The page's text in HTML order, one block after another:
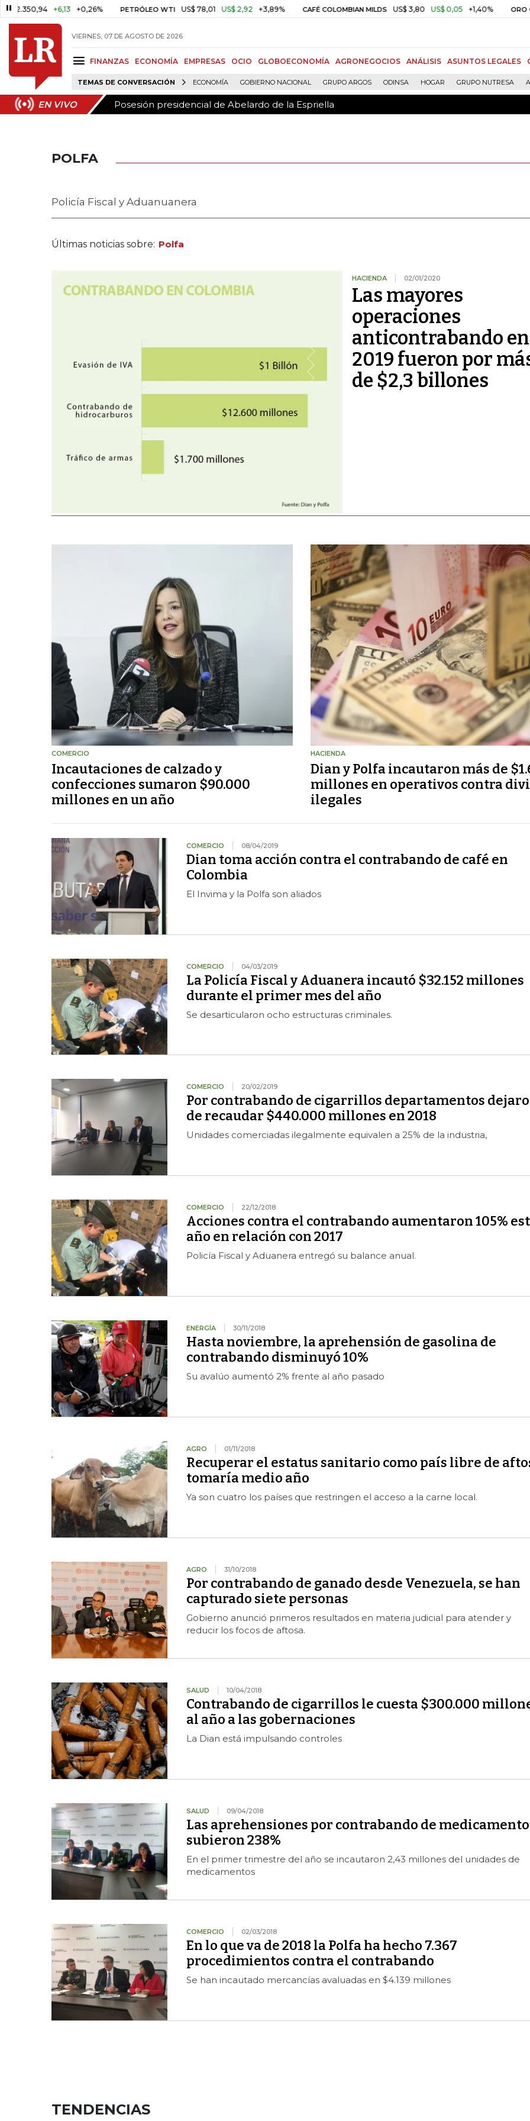
+6,13 +0,26% PETRÓLEO WTI US$ 78,01 US$ 2,92 +3,89% CAFÉ COLOMBIAN MILDS US$ 3,80 US$ 0,05 +1,40% ORO COMPRA
VIERNES, 07 DE AGOSTO DE 2026
FINANZAS ECONOMÍA EMPRESAS OCIO GLOBOECONOMÍA AGRONEGOCIOS ANÁLISIS ASUNTOS LEGALES
TEMAS DE CONVERSACIÓN ECONOMÍA GOBIERNO NACIONAL GRUPO ARGOS ODINSA HOGAR GRUPO NUTRESA
EN VIVO Posesión presidencial de Abelardo de la Espriella
EN VIVO Posesión presidencial de Abelardo de la Espriella
POLFA
Policía Fiscal y Aduanuanera
Últimas noticias sobre: Polfa
HACIENDA 02/01/2020
Las mayores
operaciones
anticontrabando en
2019 fueron por
de $2,3 billones
COMERCIO
Incautaciones de calzado y
confecciones sumaron $90.000
millones en un año
HACIENDA
Dian y Polfa incautaron más de
millones en operativos contra
ilegales
COMERCIO 08/04/2019
Dian toma acción contra el contrabando de café en
Colombia
El Invima y la Polfa son aliados
COMERCIO 04/03/2019
La Policía Fiscal y Aduanera incautó $32.152 millones
durante el primer mes del año
Se desarticularon ocho estructuras criminales.
COMERCIO 20/02/2019
Por contrabando de cigarrillos departamentos
de recaudar $440.000 millones en 2018
Unidades comerciadas ilegalmente equivalen a 25% de la industria,
COMERCIO 22/12/2018
Acciones contra el contrabando aumentaron 105%
año en relación con 2017
Policía Fiscal y Aduanera entregó su balance anual.
ENERGÍA 30/11/2018
Hasta noviembre, la aprehensión de gasolina de
contrabando disminuyó 10%
Su avalúo aumentó 2% frente al año pasado
AGRO 01/11/2018
Recuperar el estatus sanitario como país libre de
tomaría medio año
Ya son cuatro los países que restringen el acceso a la carne local.
AGRO 31/10/2018
Por contrabando de ganado desde Venezuela, se han
capturado siete personas
Gobierno anunció primeros resultados en materia judicial para atender y
reducir los focos de aftosa.
SALUD 10/04/2018
Contrabando de cigarrillos le cuesta $300.000
al año a las gobernaciones
La Dian está impulsando controles
SALUD 09/04/2018
Las aprehensiones por contrabando de
subieron 238%
En el primer trimestre del año se incautaron 2,43 millones del unidades de
medicamentos
COMERCIO 02/03/2018
En lo que va de 2018 la Polfa ha hecho 7.367
procedimientos contra el contrabando
Se han incautado mercancías avaluadas en $4.139 millones
TENDENCIAS